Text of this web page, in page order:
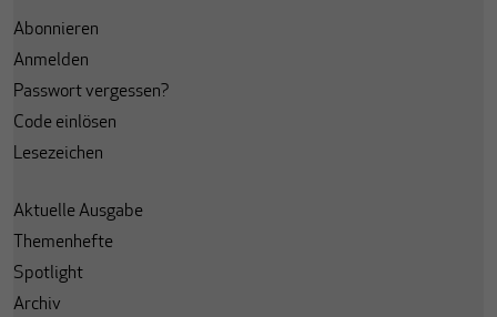
Abonnieren
Anmelden
Passwort vergessen?
Code einlösen
Lesezeichen
Aktuelle Ausgabe
Themenhefte
Spotlight
Archiv